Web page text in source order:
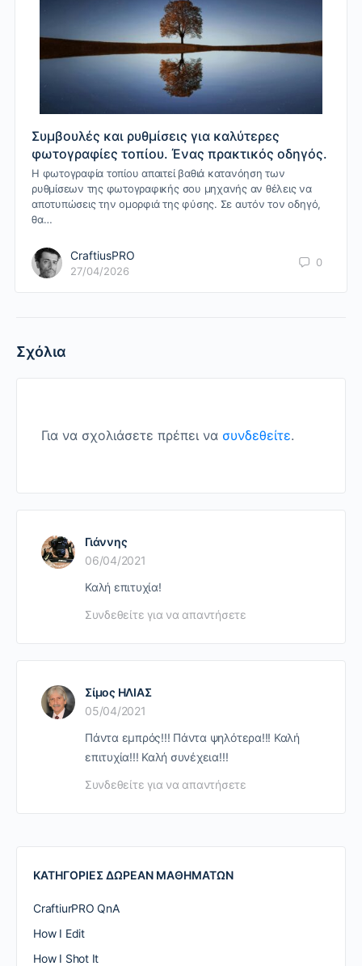
Συμβουλές και ρυθμίσεις για καλύτερες
φωτογραφίες τοπίου. Ένας πρακτικός οδηγός.
Η φωτογραφία τοπίου απαιτεί βαθιά κατανόηση των
ρυθμίσεων της φωτογραφικής σου μηχανής αν θέλεις να
αποτυπώσεις την ομορφιά της φύσης. Σε αυτόν τον οδηγό,
θα…
CraftiusPRO
27/04/2026
0
Σχόλια
Για να σχολιάσετε πρέπει να συνδεθείτε.
Γιάννης
06/04/2021
Καλή επιτυχία!
Συνδεθείτε για να απαντήσετε
Σίμος ΗΛΙΑΣ
05/04/2021
Πάντα εμπρός!!! Πάντα ψηλότερα!!! Καλή
επιτυχία!!! Καλή συνέχεια!!!
Συνδεθείτε για να απαντήσετε
ΚΑΤΗΓΟΡΙΕΣ ΔΩΡΕΑΝ ΜΑΘΗΜΑΤΩΝ
CraftiurPRO QnA
How I Edit
How I Shot It